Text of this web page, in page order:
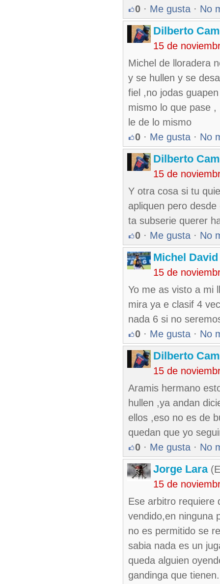
0 · Me gusta · No
Dilberto
15 de
Michel de lloradera
y se hullen y se
fiel ,no jodas
mismo lo que pase
le de lo mismo
0 · Me gusta · No
Dilberto
15 de
Y otra cosa si tu
apliquen pero
ta subserie querer
0 · Me gusta · No
Michel
15 de
Yo me as visto a mi
mira ya e clasif 4
nada 6 si no
0 · Me gusta · No
Dilberto
15 de
Aramis hermano
hullen ,ya andan
ellos ,eso no es de
quedan que yo
0 · Me gusta · No
Jorge Lara
15 de
Ese arbitro requiere
vendido,en ninguna
no es permitido se
sabia nada es un
queda alguien
gandinga que tienen.